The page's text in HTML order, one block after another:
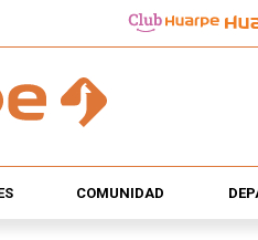
COMUNIDAD